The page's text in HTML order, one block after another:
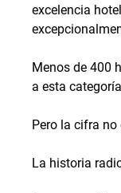
excelencia
Menos de 400
a esta
Pero la cifra
La historia